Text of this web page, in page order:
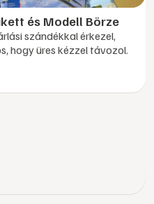
és Modell Börze
szándékkal érkezel,
hogy üres kézzel távozol.